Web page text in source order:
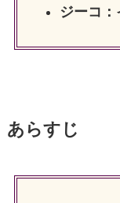
ジーコ
あらすじ